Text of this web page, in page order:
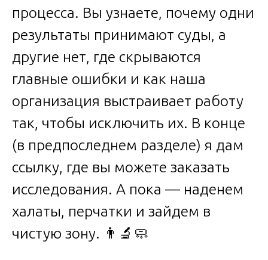
процесса. Вы узнаете, почему одни
результаты принимают суды, а
другие нет, где скрываются
главные ошибки и как наша
организация выстраивает работу
так, чтобы исключить их. В конце
(в предпоследнем разделе) я дам
ссылку, где вы можете заказать
исследования. А пока — наденем
халаты, перчатки и зайдем в
чистую зону. 👨‍🔬🧼